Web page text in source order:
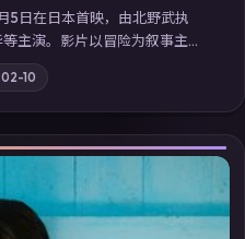
5日在日本首映，由北野武执
主演。影片以冒险为叙事主
己从未活过“真实”的一天；摄
通过「国产免费观看高清电视
作，畅享高清在线追剧体验。
10